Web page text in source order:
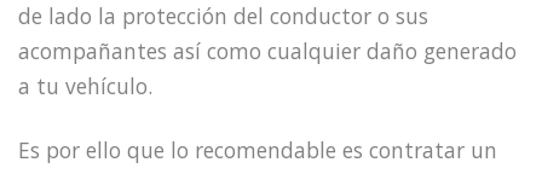
de lado la protección del conductor o sus
acompañantes así como cualquier daño generado
a tu vehículo.
Es por ello que lo recomendable es contratar un